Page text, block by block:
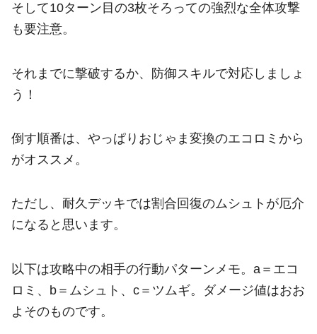
そして10ターン目の3枚そろっての強烈な全体攻撃
も要注意。
それまでに撃破するか、防御スキルで対応しましょ
う！
倒す順番は、やっぱりおじゃま変換のエコロミから
がオススメ。
ただし、耐久デッキでは割合回復のムシュトが厄介
になると思います。
以下は攻略中の相手の行動パターンメモ。a＝エコ
ロミ、b＝ムシュト、c＝ツムギ。ダメージ値はおお
よそのものです。